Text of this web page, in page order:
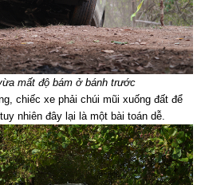
mất độ bám ở bánh trước
chiếc xe phải chúi mũi xuống đất để
nhiên đây lại là một bài toán dễ.